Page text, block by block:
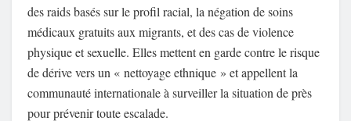
des raids basés sur le profil racial, la négation de soins
médicaux gratuits aux migrants, et des cas de violence
physique et sexuelle. Elles mettent en garde contre le risque
de dérive vers un « nettoyage ethnique » et appellent la
communauté internationale à surveiller la situation de près
pour prévenir toute escalade.